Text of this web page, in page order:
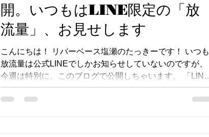
上がってきたので、時間帯と天気の選び方で釣果が変わ
ります。 午前中が狙い目。 涼しい時間帯のほうが魚の反
応がいいです 曇りの日・雨の日がベスト。 ピーカン（快
応よし。マイクロスプーンやちび系クランクを持ってき
ておくと対応しやすいです。 天気予報をチェックして、
曇りや雨のタイミング・午
開。いつもはLINE限定の「放
流量」、お見せします
こんにちは！ リバーベース塩瀬のたっきーです！ いつも
放流量は公式LINEでしかお知らせしていないのですが、
今週は特別に、このブログで公開しちゃいます。 「LINE
の情報ってどんな感じなんだろう？」と気になっていた
方、ぜひ参考にしてみてください。 🐟 今週の放流情報